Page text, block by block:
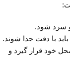
و سرد شود.
با دقت جدا شوند.
خود قرار گیرد و